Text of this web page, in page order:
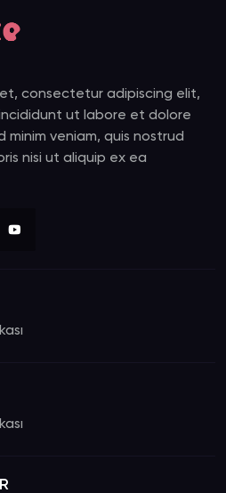
consectetur adipiscing elit,
ut labore et dolore
minim veniam, quis nostrud
nisi ut aliquip ex ea